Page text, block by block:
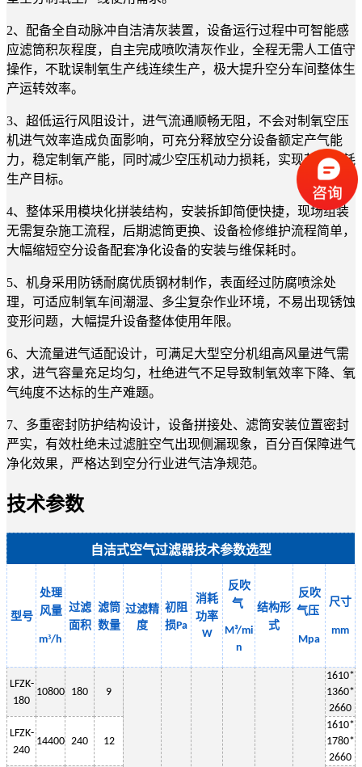
2、配备全自动脉冲自洁清灰装置，设备运行过程中可智能感
应滤筒积灰程度，自主完成喷吹清灰作业，全程无需人工值守
操作，不耽误制氧生产线连续生产，极大提升空分车间整体生
产运转效率。
3、超低运行风阻设计，进气流通顺畅无阻，不会对制氧空压
机进气效率造成负面影响，可充分释放空分设备额定产气能
力，稳定制氧产能，同时减少空压机动力损耗，实现节能降耗
生产目标。
4、整体采用模块化拼装结构，安装拆卸简便快捷，现场组装
无需复杂施工流程，后期滤筒更换、设备检修维护流程简单，
大幅缩短空分设备配套净化设备的安装与维保耗时。
5、机身采用防锈耐腐优质钢材制作，表面经过防腐喷涂处
理，可适应制氧车间潮湿、多尘复杂作业环境，不易出现锈蚀
变形问题，大幅提升设备整体使用年限。
6、大流量进气适配设计，可满足大型空分机组高风量进气需
求，进气容量充足均匀，杜绝进气不足导致制氧效率下降、氧
气纯度不达标的生产难题。
7、多重密封防护结构设计，设备拼接处、滤筒安装位置密封
严实，有效杜绝未过滤脏空气出现侧漏现象，百分百保障进气
净化效果，严格达到空分行业进气洁净规范。
技术参数
自洁式空气过滤器技术参数选型
型号
处理
风量
m³/h
过滤
面积
滤筒
数量
过滤精
度
初阻
损Pa
消耗
功率
W
反吹
气
M³/mi
n
结构形
式
反吹
气压
Mpa
尺寸
mm
LFZK-
180
10800 180 9
1610*
1360*
2660
LFZK-
240
14400 240 12
1610*
1780*
2660